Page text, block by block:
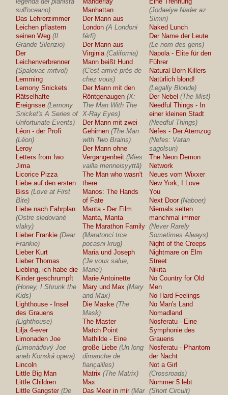
sull'oceano)
Das Lehrerzimmer
Leichen pflastern
seinen Weg (Il
Grande Silenzio)
Der
Leichenverbrenner
(Spalovac mrtvol)
Lemming
Lemony Snickets
Rätselhafte
Ereignsse (Lemony
Snicket's A Series of
Unfortunate Events)
Léon - der Profi
(Léon)
Leroy
Letters from Iwo
Jima
Licorice Pizza
Liebe auf den ersten
Biss (Love at First
Bite)
Liebe nach Fahrplan
(Ostre sledované
vlaky)
Lieber Frankie (Dear
Frankie)
Lieber Kurt
Lieber Thomas
Liebling, ich habe die
Kinder geschrumpft
(Honey, I Shrunk the
Kids)
Lighthouse - Insel
des Grauens
(Lighthouse)
Lilja 4-ever
Limonaden Joe
(Limonádový Joe
aneb Konská opera)
Lincoln
Little Big Man
Little Children
Little Gangster (De
Manhattan
Der Mann aus
London (A Londoni
férfi)
Der Mann aus
Virginia (California)
Mann beißt Hund
(C'est arrivé près de
chez vous)
Der Mann mit den
Röntgenaugen (X:
The Man With The
X-Ray Eyes)
Der Mann mit zwei
Gehirnen (The Man
with Two Brains)
Der Mann ohne
Vergangenheit (Mies
vailla menneisyyttä)
The Man who wasn't
there
Manos: The Hands
of Fate
Manta - Der Film
Manta, Manta
The Marathon Family
(Maratonci trce
pocasni krug)
Maria und Joseph
('Je vous salue,
Marie')
Marie Antoinette
Mary und Max (Mary
and Max)
Die Maske (The
Mask)
The Master
Match Point
Mathilde - Eine
große Liebe (Un long
dimanche de
fiançailles)
Matrix (The Matrix)
Max
Das Meer in mir (Mar
(Jodaeiye Nader az
Simin)
Naked Lunch
Der Name der Leute
(Le nom des gens)
Napola - Elite für den
Führer
Natural Born Killers
Natürlich blond!
(Legally Blonde)
Der Nebel (The Mist)
Needful Things - In
einer kleinen Stadt
(Needful Things)
Nefes - Der Atemzug
(Nefes: Vatan
sagolsun)
The Neon Demon
Network
Neues vom Wixxer
New York, I Love
You
Next Door (Naboer)
Niemals selten
manchmal immer
(Never Rarely
Sometimes Always)
Night of the Creeps
Nightmare on Elm
Street
Nikita
No Country for Old
Men
No Hard Feelings
No Man's Land
Nomadland
Nosferatu - Eine
Symphonie des
Grauens
Nosferatu - Phantom
der Nacht
Not a Girl
(Crossroads)
Nummer 5 lebt
(Short Circuit)